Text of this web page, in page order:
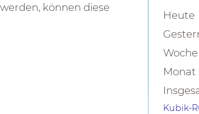
können diese
Heute
Woche
Monat
Kubik-